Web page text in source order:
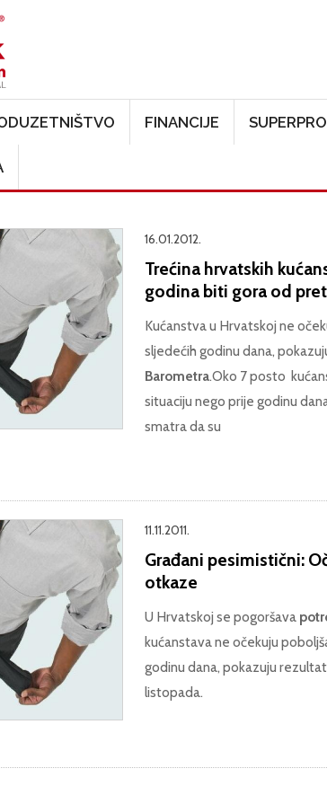
FINANCIJE
16.01.2012.
Trećina hrvatskih
godina biti gora od
Kućanstva u Hrvatskoj ne
sljedećih godinu dana,
Barometra.Oko 7 posto
situaciju nego prije godinu
smatra da su
11.11.2011.
Građani pesimistični:
otkaze
U Hrvatskoj se pogoršava
kućanstava ne očekuju
godinu dana, pokazuju
listopada.